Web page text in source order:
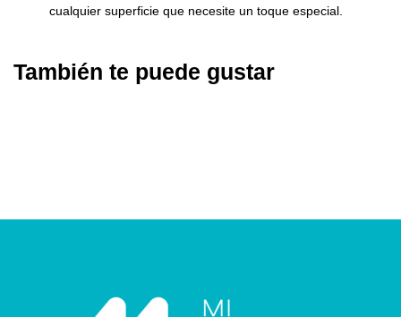
cualquier superficie que necesite un toque especial.
También te puede gustar